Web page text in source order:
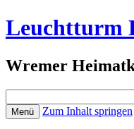
Leuchtturm
Wremer
nach:
Menü Zum Inhalt springen